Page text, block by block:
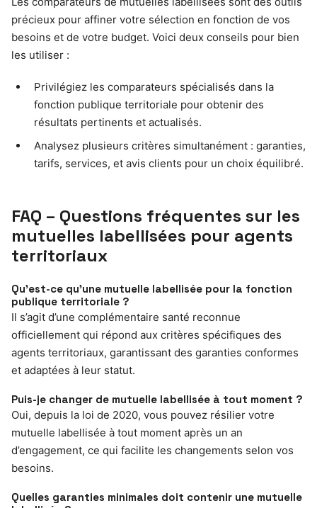
précieux pour affiner votre sélection en fonction de vos
besoins et de votre budget. Voici deux conseils pour bien
les utiliser :
Privilégiez les comparateurs spécialisés dans la
fonction publique territoriale pour obtenir des
résultats pertinents et actualisés.
Analysez plusieurs critères simultanément : garanties,
tarifs, services, et avis clients pour un choix équilibré.
FAQ – Questions fréquentes sur les
mutuelles labellisées pour agents
territoriaux
Qu’est-ce qu’une mutuelle labellisée pour la fonction
publique territoriale ?
Il s’agit d’une complémentaire santé reconnue
officiellement qui répond aux critères spécifiques des
agents territoriaux, garantissant des garanties conformes
et adaptées à leur statut.
Puis-je changer de mutuelle labellisée à tout moment ?
Oui, depuis la loi de 2020, vous pouvez résilier votre
mutuelle labellisée à tout moment après un an
d’engagement, ce qui facilite les changements selon vos
besoins.
Quelles garanties minimales doit contenir une mutuelle